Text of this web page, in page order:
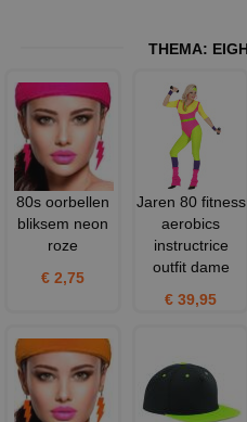
THEMA:
80s oorbellen
bliksem neon
roze
€ 2,75
Jaren 80 fitness
aerobics
instructrice
outfit dame
€ 39,95